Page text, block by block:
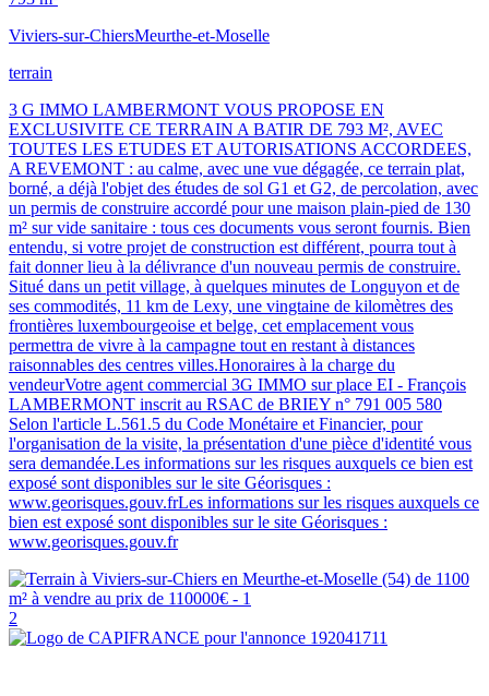
Viviers-sur-ChiersMeurthe-et-Moselle
terrain
3 G IMMO LAMBERMONT VOUS PROPOSE EN
EXCLUSIVITE CE TERRAIN A BATIR DE 793 M², AVEC
TOUTES LES ETUDES ET AUTORISATIONS ACCORDEES,
A REVEMONT : au calme, avec une vue dégagée, ce terrain plat,
borné, a déjà l'objet des études de sol G1 et G2, de percolation, avec
un permis de construire accordé pour une maison plain-pied de 130
m² sur vide sanitaire : tous ces documents vous seront fournis. Bien
entendu, si votre projet de construction est différent, pourra tout à
fait donner lieu à la délivrance d'un nouveau permis de construire.
Situé dans un petit village, à quelques minutes de Longuyon et de
ses commodités, 11 km de Lexy, une vingtaine de kilomètres des
frontières luxembourgeoise et belge, cet emplacement vous
permettra de vivre à la campagne tout en restant à distances
raisonnables des centres villes.Honoraires à la charge du
vendeurVotre agent commercial 3G IMMO sur place EI - François
LAMBERMONT inscrit au RSAC de BRIEY n° 791 005 580
Selon l'article L.561.5 du Code Monétaire et Financier, pour
l'organisation de la visite, la présentation d'une pièce d'identité vous
sera demandée.Les informations sur les risques auxquels ce bien est
exposé sont disponibles sur le site Géorisques :
www.georisques.gouv.frLes informations sur les risques auxquels ce
bien est exposé sont disponibles sur le site Géorisques :
www.georisques.gouv.fr
2